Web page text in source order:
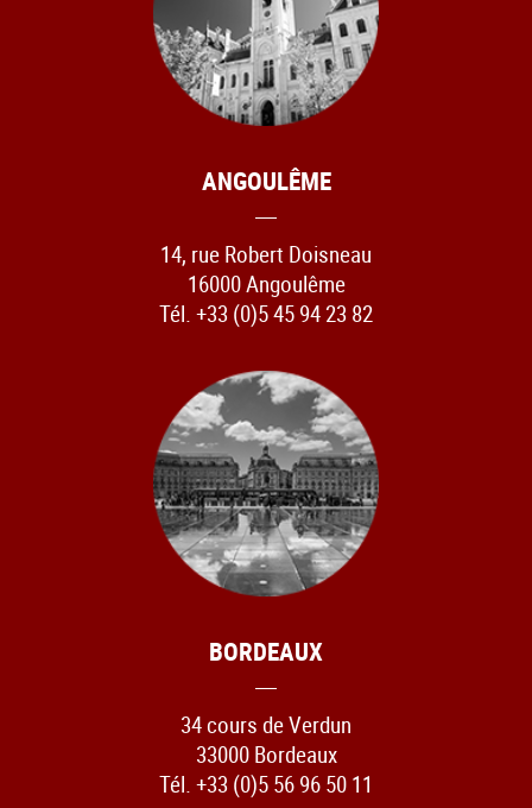
ANGOULÊME
14, rue Robert Doisneau
16000 Angoulême
Tél. +33 (0)5 45 94 23 82
BORDEAUX
34 cours de Verdun
33000 Bordeaux
Tél. +33 (0)5 56 96 50 11